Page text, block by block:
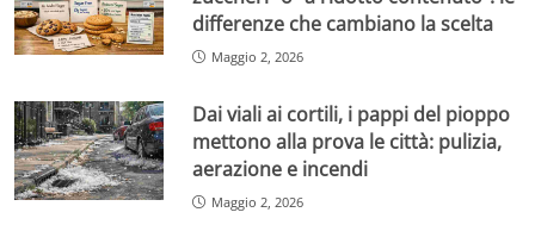
differenze che cambiano la scelta
Maggio 2, 2026
Dai viali ai cortili, i pappi del pioppo
mettono alla prova le città: pulizia,
aerazione e incendi
Maggio 2, 2026